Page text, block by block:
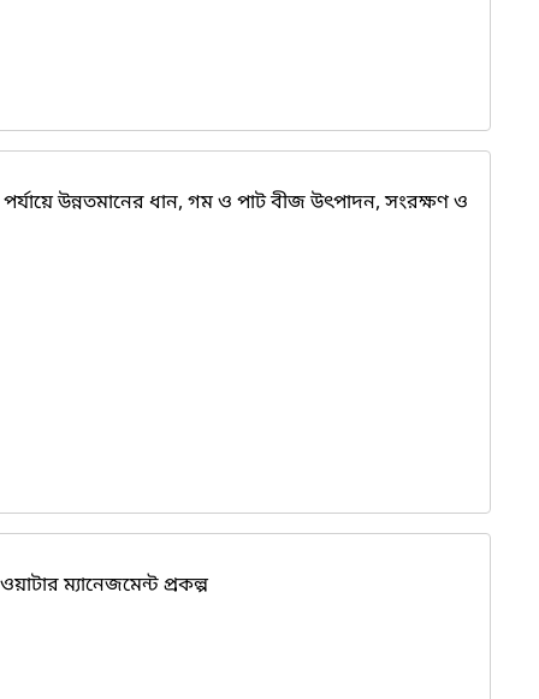
‍উন্নতমানের ধান, গম ও পাট বীজ উৎপাদন, সংরক্ষণ ও
ম্যানেজমেন্ট প্রকল্প